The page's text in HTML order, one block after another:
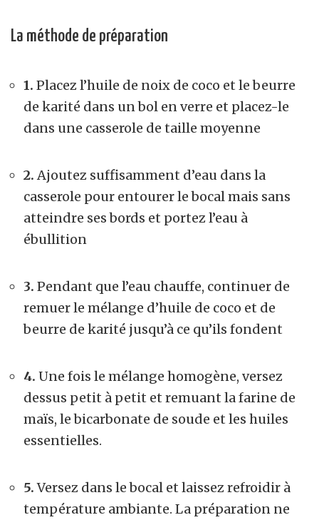
La méthode de préparation
1. Placez l’huile de noix de coco et le beurre
de karité dans un bol en verre et placez-le
dans une casserole de taille moyenne
2. Ajoutez suffisamment d’eau dans la
casserole pour entourer le bocal mais sans
atteindre ses bords et portez l’eau à
ébullition
3. Pendant que l’eau chauffe, continuer de
remuer le mélange d’huile de coco et de
beurre de karité jusqu’à ce qu’ils fondent
4. Une fois le mélange homogène, versez
dessus petit à petit et remuant la farine de
maïs, le bicarbonate de soude et les huiles
essentielles.
5. Versez dans le bocal et laissez refroidir à
température ambiante. La préparation ne